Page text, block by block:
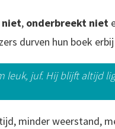
niet, onderbreekt niet
durven hun boek
leuk, juf. Hij blijft altijd
minder weerstand,